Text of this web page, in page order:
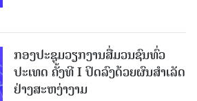
ກອງປະຊຸມວຽກງານສື່ມວນຊົນທົ່ວ
ປະເທດ ຄັ້ງທີ I ປິດລົງດ້ວຍຜົນສໍາເລັດ
ຢ່າງສະຫງ່າງາມ